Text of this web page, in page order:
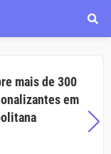
mais de 300
em